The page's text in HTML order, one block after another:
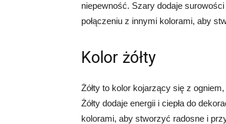
niepewność. Szary dodaje
połączeniu z innymi kolorami, aby
Kolor żółty
Żółty to kolor kojarzący się z
Żółty dodaje energii i ciepła do
kolorami, aby stworzyć radosne i